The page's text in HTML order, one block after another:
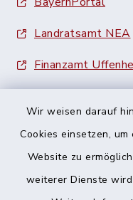
Wir weisen darauf
Cookies einsetzen,
Website zu
weiterer Dienste
Landratsamt NEA
Finanzamt